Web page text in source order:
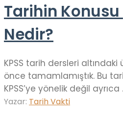
Tarihin Konusu
Nedir?
KPSS tarih dersleri
önce tamamlamıştık. Bu
KPSS’ye yönelik değil ayrıca
Yazar: Tarih Vakti